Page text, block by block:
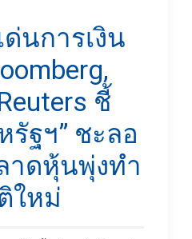
นการเงิน
ชี้
รัฐฯ” ชะลอ
าดหุ้นพุ่งทำ
ใหม่